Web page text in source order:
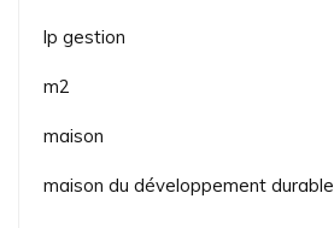
lp gestion
m2
maison
maison du développement durable